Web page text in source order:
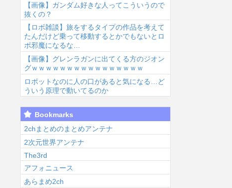
2026/8/7 03:17
東山奈央って可
愛いよな...
2026/8/7 02:41
【朗報】マリオ
いです、ドリフ
ト加速します、
排気...
2026/8/7 01:53
【ドラゴンボー
煽りを初めてし
まう…...
【画像】ガンダム好きな人ってこういうので
抜くの？
【ロボ雑談】旅をするタイプの作品を考えて
たんだけど乗って移動するとかでもないとロ
ボ邪魔になるな…
【画像】グレンラガンに出てくる方のジオン
グｗｗｗｗｗｗｗｗｗｗｗｗｗｗｗｗ
ロボットなのに人の口があると気になる…ど
ういう原理で動いてるのか
Bookmarks
2chまとめのまとめアンテナ
2次元世界アンテナ
The3rd
アフォニュース
あらまめ2ch